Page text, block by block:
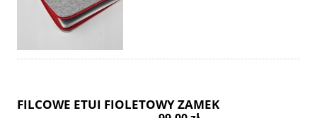
FILCOWE ETUI FIOLETOWY ZAMEK